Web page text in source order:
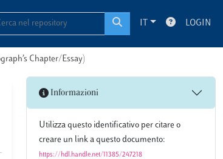
IT LOGIN
Chapter/Essay)
Informazioni
Utilizza questo identificativo per citare o
creare un link a questo documento:
https://hdl.handle.net/11385/247218